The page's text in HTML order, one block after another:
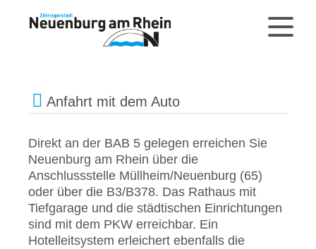
Anfahrt mit dem Auto
Direkt an der BAB 5 gelegen erreichen Sie
Neuenburg am Rhein über die
Anschlussstelle Müllheim/Neuenburg (65)
oder über die B3/B378. Das Rathaus mit
Tiefgarage und die städtischen Einrichtungen
sind mit dem PKW erreichbar. Ein
Hotelleitsystem erleichert ebenfalls die